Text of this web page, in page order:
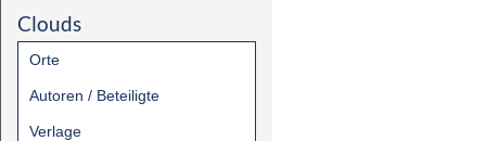
Clouds
Orte
Autoren / Beteiligte
Verlage